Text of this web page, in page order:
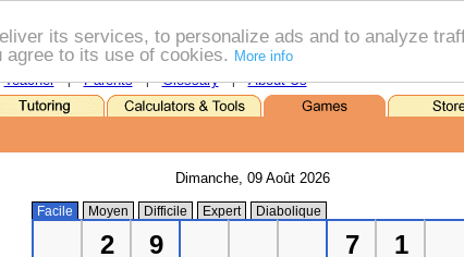
its services, to personalize ads and to analyze
agree to its use of cookies. More info
Teacher|Parents|Glossary|About Us
Dimanche, 09 Août 2026
Facile Moyen Difficile Expert Diabolique